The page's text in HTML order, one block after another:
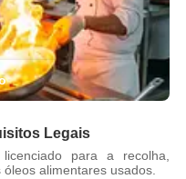
Legais
para a recolha,
alimentares usados.